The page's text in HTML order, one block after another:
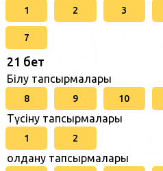
1 2 3
7
21 бет
Білу тапсырмалары
8 9 10
Түсіну тапсырмалары
1 2
Қолдану тапсырмалары